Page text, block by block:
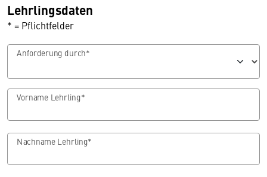
Lehrlingsdaten
* = Pflichtfelder
Anforderung durch*
Vorname Lehrling*
Nachname Lehrling*